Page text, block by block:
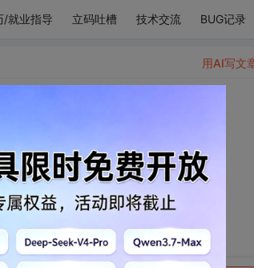
/就业指导 立码吐槽 技术交流 BUG记录
剩下傻笑
用AI写文